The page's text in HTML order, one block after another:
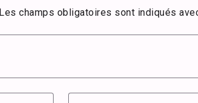
Les champs obligatoires sont indiqués